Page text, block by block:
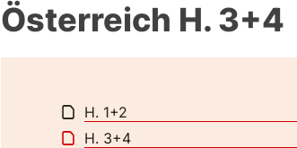
Österreich H. 3+4
H. 1+2
H. 3+4